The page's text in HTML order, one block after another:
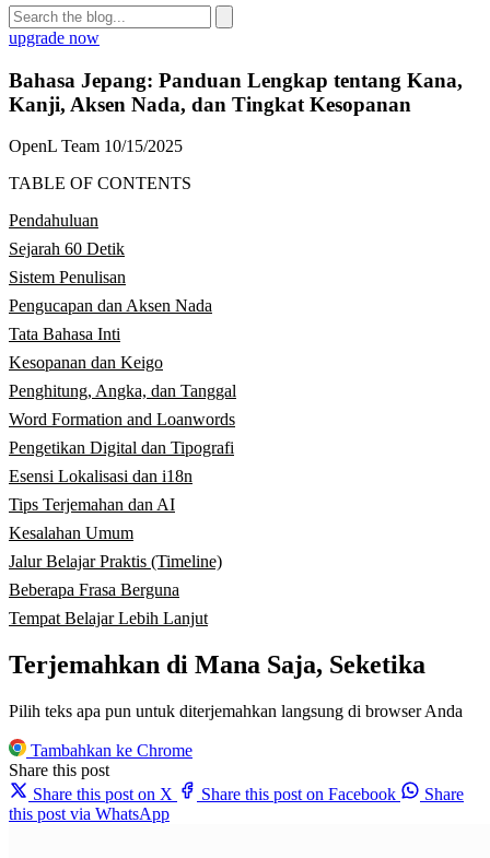
upgrade now
Bahasa Jepang: Panduan Lengkap tentang Kana,
Kanji, Aksen Nada, dan Tingkat Kesopanan
OpenL Team 10/15/2025
TABLE OF CONTENTS
Pendahuluan
Sejarah 60 Detik
Sistem Penulisan
Pengucapan dan Aksen Nada
Tata Bahasa Inti
Kesopanan dan Keigo
Penghitung, Angka, dan Tanggal
Word Formation and Loanwords
Pengetikan Digital dan Tipografi
Esensi Lokalisasi dan i18n
Tips Terjemahan dan AI
Kesalahan Umum
Jalur Belajar Praktis (Timeline)
Beberapa Frasa Berguna
Tempat Belajar Lebih Lanjut
Terjemahkan di Mana Saja, Seketika
Pilih teks apa pun untuk diterjemahkan langsung di browser Anda
Tambahkan ke Chrome
Share this post
Share this post on X
Share this post on Facebook
Share
this post via WhatsApp